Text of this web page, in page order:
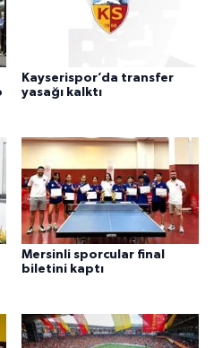
Kayserispor’da transfer
yasağı kalktı
Mersinli sporcular final
biletini kaptı